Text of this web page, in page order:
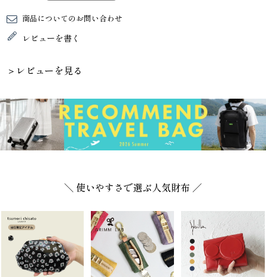
商品についてのお問い合わせ
レビューを書く
＞レビューを見る
＼ 使いやすさで選ぶ人気財布 ／